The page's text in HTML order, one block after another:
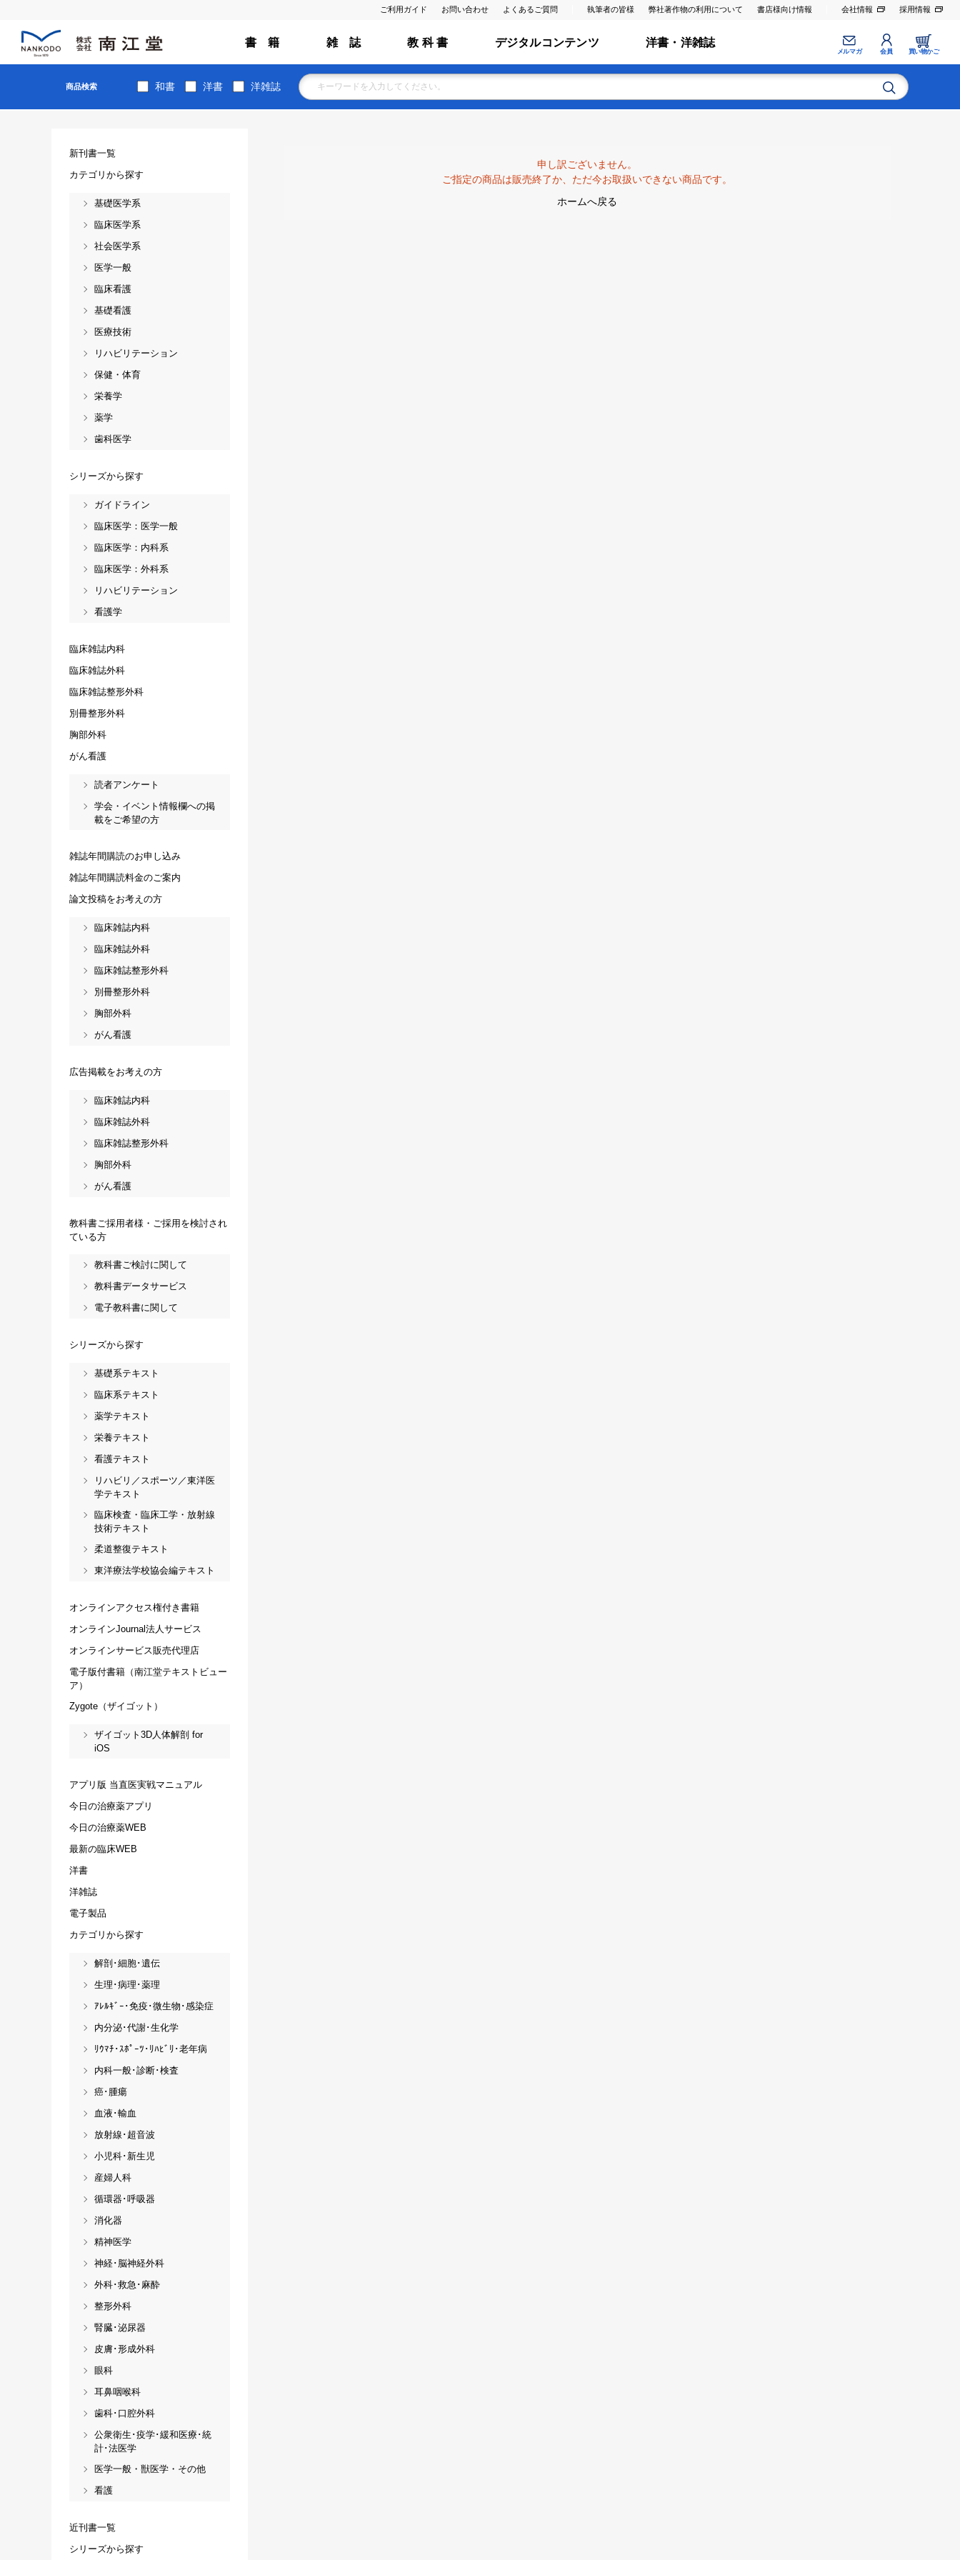
ご利用ガイド お問い合わせ よくあるご質問 執筆者の皆様 弊社著作物の利用について 書店様向け情報 会社情報 採用情報
書 籍 雑 誌 教 科 書 デジタルコンテンツ 洋書・洋雑誌
メルマガ 会員 買い物かご
商品検索 和書 洋書 洋雑誌
申し訳ございません。
ご指定の商品は販売終了か、ただ今お取扱いできない商品です。
ホームへ戻る
新刊書一覧
カテゴリから探す
基礎医学系
臨床医学系
社会医学系
医学一般
臨床看護
基礎看護
医療技術
リハビリテーション
保健・体育
栄養学
薬学
歯科医学
シリーズから探す
ガイドライン
臨床医学：医学一般
臨床医学：内科系
臨床医学：外科系
リハビリテーション
看護学
臨床雑誌内科
臨床雑誌外科
臨床雑誌整形外科
別冊整形外科
胸部外科
がん看護
読者アンケート
学会・イベント情報欄への掲
載をご希望の方
雑誌年間購読のお申し込み
雑誌年間購読料金のご案内
論文投稿をお考えの方
臨床雑誌内科
臨床雑誌外科
臨床雑誌整形外科
別冊整形外科
胸部外科
がん看護
広告掲載をお考えの方
臨床雑誌内科
臨床雑誌外科
臨床雑誌整形外科
胸部外科
がん看護
教科書ご採用者様・ご採用を検討され
ている方
教科書ご検討に関して
教科書データサービス
電子教科書に関して
シリーズから探す
基礎系テキスト
臨床系テキスト
薬学テキスト
栄養テキスト
看護テキスト
リハビリ／スポーツ／東洋医
学テキスト
臨床検査・臨床工学・放射線
技術テキスト
柔道整復テキスト
東洋療法学校協会編テキスト
オンラインアクセス権付き書籍
オンラインJournal法人サービス
オンラインサービス販売代理店
電子版付書籍（南江堂テキストビュー
ア）
Zygote（ザイゴット）
ザイゴット3D人体解剖 for
iOS
アプリ版 当直医実戦マニュアル
今日の治療薬アプリ
今日の治療薬WEB
最新の臨床WEB
洋書
洋雑誌
電子製品
カテゴリから探す
解剖･細胞･遺伝
生理･病理･薬理
ｱﾚﾙｷﾞｰ･免疫･微生物･感染症
内分泌･代謝･生化学
ﾘｳﾏﾁ･ｽﾎﾟｰﾂ･ﾘﾊﾋﾞﾘ･老年病
内科一般･診断･検査
癌･腫瘍
血液･輸血
放射線･超音波
小児科･新生児
産婦人科
循環器･呼吸器
消化器
精神医学
神経･脳神経外科
外科･救急･麻酔
整形外科
腎臓･泌尿器
皮膚･形成外科
眼科
耳鼻咽喉科
歯科･口腔外科
公衆衛生･疫学･緩和医療･統
計･法医学
医学一般・獣医学・その他
看護
近刊書一覧
シリーズから探す